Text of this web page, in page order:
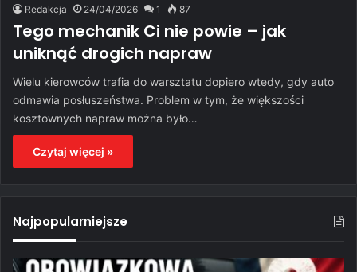
Redakcja 24/04/2026 1 87
Tego mechanik Ci nie powie – jak
uniknąć drogich napraw
Wielu kierowców trafia do warsztatu dopiero wtedy, gdy auto
odmawia posłuszeństwa. Problem w tym, że większości
kosztownych napraw można było…
Czytaj więcej »
Najpopularniejsze